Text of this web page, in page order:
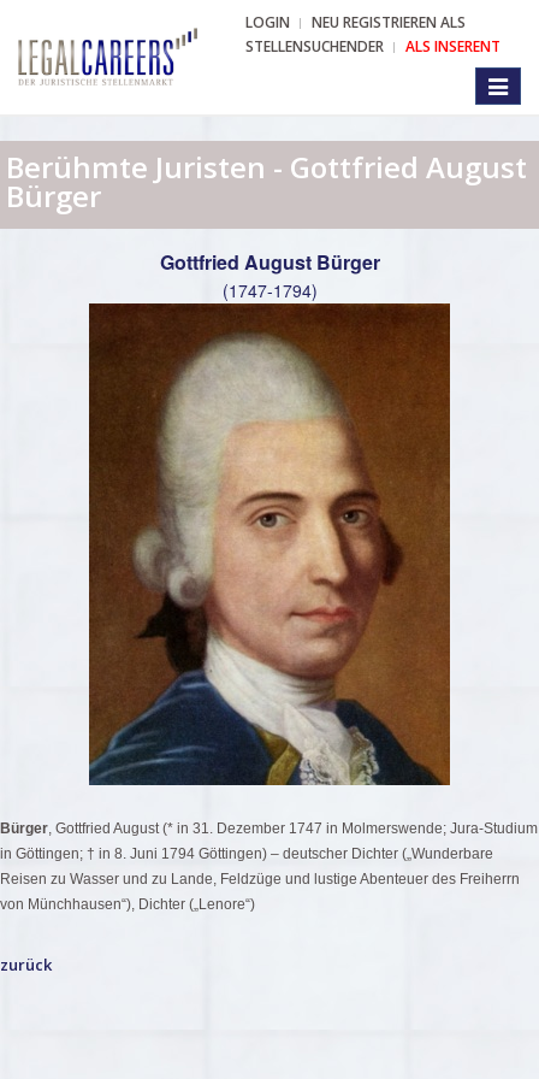
LOGIN
NEU REGISTRIEREN ALS
STELLENSUCHENDER
ALS INSERENT
Berühmte Juristen - Gottfried August
Bürger
Gottfried August Bürger
(1747-1794)
Bürger, Gottfried August (* in 31. Dezember 1747 in Molmerswende; Jura-Studium
in Göttingen; † in 8. Juni 1794 Göttingen) – deutscher Dichter („Wunderbare
Reisen zu Wasser und zu Lande, Feldzüge und lustige Abenteuer des Freiherrn
von Münchhausen“), Dichter („Lenore“)
zurück